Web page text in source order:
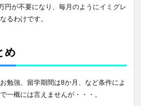
円が不要になり、毎月のようにイミグレ
るわけです。
め
勉強、留学期間は8か月、など条件によ
一概には言えませんが・・・。